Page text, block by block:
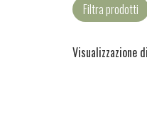
Filtra prodotti
Visualizzazione